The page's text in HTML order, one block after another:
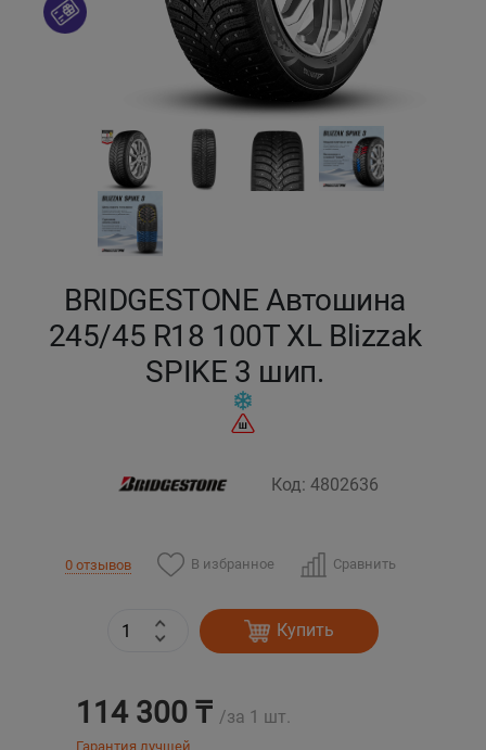
BRIDGESTONE Автошина
245/45 R18 100T XL Blizzak
SPIKE 3 шип.
Код: 4802636
0 отзывов В избранное Сравнить
Купить
114 300 ₸ /за 1 шт.
Гарантия лучшей
Кокшетау
Кызылорда
Петропавловск
Семей
Экибастуз